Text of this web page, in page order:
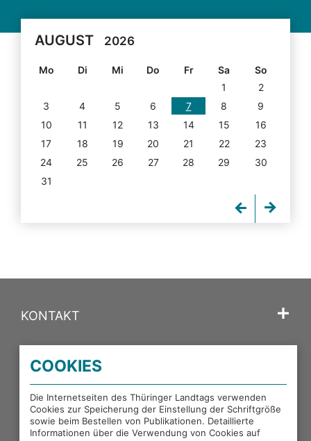
AUGUST 2026
Mo Di Mi Do Fr Sa
So
1
2
3
4 5 6 7 8
9
10
11 12 13 14 15
16
17
18 19 20 21 22
23
24
25 26 27 28 29
30
31
KONTAKT
PORTALE DES THÜRINGER LANDTAGS
EXTERNE LINKS
COOKIES
Die Internetseiten des Thüringer Landtags verwenden
Cookies zur Speicherung der Einstellung der Schriftgröße
sowie beim Bestellen von Publikationen. Detaillierte
Informationen über die Verwendung von Cookies auf